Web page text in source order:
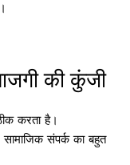
की कुंजी
करता है।
संपर्क का बहुत